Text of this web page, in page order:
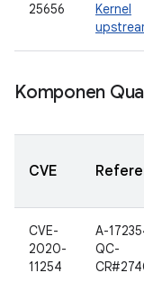
25656
Kernel
Komponen
CVE
CVE-
2020-
11254
A-
QC-